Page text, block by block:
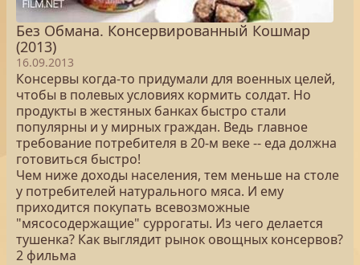
Без Обмана. Консервированный Кошмар
(2013)
16.09.2013
Консервы когда-то придумали для военных целей,
чтобы в полевых условиях кормить солдат. Но
продукты в жестяных банках быстро стали
популярны и у мирных граждан. Ведь главное
требование потребителя в 20-м веке -- еда должна
готовиться быстро!
Чем ниже доходы населения, тем меньше на столе
у потребителей натурального мяса. И ему
приходится покупать всевозможные
"мясосодержащие" суррогаты. Из чего делается
тушенка? Как выглядит рынок овощных консервов?
2 фильма